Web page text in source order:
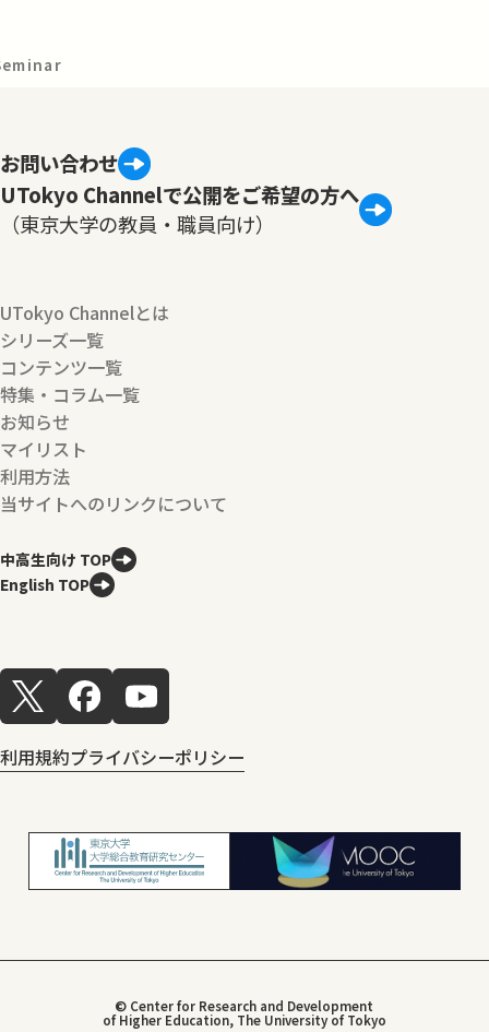
お問い合わせ
UTokyo Channelで公開をご希望の方へ
（東京大学の教員・職員向け）
UTokyo Channelとは
シリーズ一覧
コンテンツ一覧
特集・コラム一覧
お知らせ
マイリスト
利用方法
当サイトへのリンクについて
中高生向け TOP
English TOP
利用規約プライバシーポリシー
© Center for Research and Development
of Higher Education, The University of Tokyo